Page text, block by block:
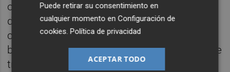
otros. Además, realizará análisis semanales
de coliformes totales y fecales en los
colectores principales que llegan al pozo de
bombeo de Coviles y, en un plazo máximo de
tres años, deberá elaborar un Plan Integral
Puede retirar su consentimiento en
cualquier momento enConfiguración de
cookies .Política de privacidad
ACEPTAR TODO